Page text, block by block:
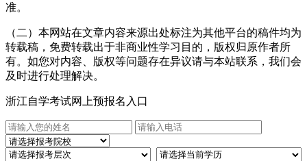
准。
（二）本网站在文章内容来源出处标注为其他平台的稿件均为
转载稿，免费转载出于非商业性学习目的，版权归原作者所
有。如您对内容、版权等问题存在异议请与本站联系，我们会
及时进行处理解决。
浙江自学考试网上预报名入口